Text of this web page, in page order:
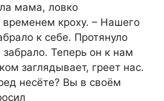
мама, ловко
временем кроху. – Нашего
к себе. Протянуло
забрало. Теперь он к нам
заглядывает, греет нас.
несёте? Вы в своём